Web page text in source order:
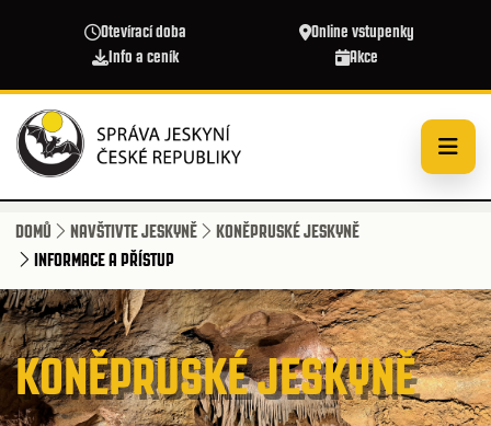
Otevírací doba
Online vstupenky
Info a ceník
Akce
DOMŮ NAVŠTIVTE JESKYNĚ
KONĚPRUSKÉ JESKYNĚ
INFORMACE A PŘÍSTUP
KONĚPRUSKÉ JESKYNĚ